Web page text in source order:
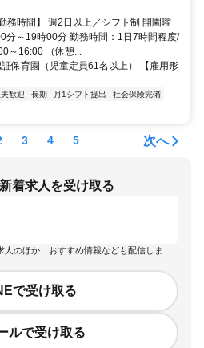
阪環状線 桜ノ宮駅 徒歩7分
務時間】 週2日以上／シフト制 開園曜
分～19時00分 勤務時間：1日7時間程度/
～16:00 （休憩...
証保育園（児童定員61名以上） 【雇用形
歓迎 長期 月1シフト提出
社会保険完備
3 4 5 次へ
着求人を受け取る
人のほか、おすすめ情報なども配信しま
で受け取る
ルで受け取る